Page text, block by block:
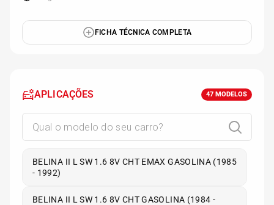
FICHA TÉCNICA COMPLETA
APLICAÇÕES 47 MODELOS
BELINA II L SW 1.6 8V CHT EMAX GASOLINA (1985
- 1992)
BELINA II L SW 1.6 8V CHT GASOLINA (1984 -